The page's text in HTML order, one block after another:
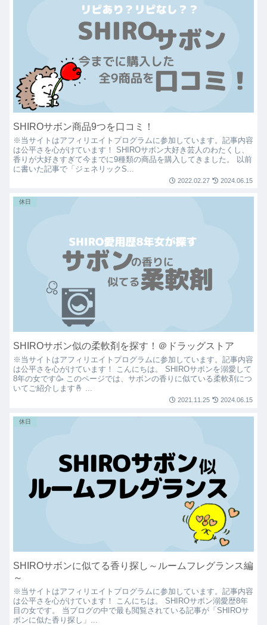
SHIROサボン商品9つを口コミ！
※当サイトはアフィリエイトプログラムに参加しています。記事内容
は公平さを心がけています！ SHIROサボン大好き芸人のわたくし、
香りが大好きすぎて今までに9種類の商品を購入してきました。 以前
に書いた記事で「ジェネリックS...
2022.02.27 2024.06.15
休日
SHIROサボン似の柔軟剤を探す！＠ドラッグストア
※当サイトはアフィリエイトプログラムに参加しています。記事内容
は公平さを心がけています！ こんにちは。 SHIROサボンを溺愛して
8年の女です🥳 このページでは、サボンの香りに似ている柔軟剤につ
いてご紹介します🤞 ...
2021.11.25 2024.06.15
休日
SHIROサボンに似てる香り探し～ルームフレグランス編
～
※当サイトはアフィリエイトプログラムに参加しています。記事内容
は公平さを心がけています！ こんにちは。 SHIROサボン溺愛歴8年
目の女です。 当ブログの中で最も閲覧されている記事が「SHIROサ
ボンに似た香り探し」...